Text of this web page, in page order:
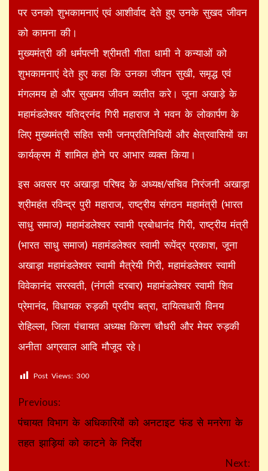
पर उनको शुभकामनाएं एवं आशीर्वाद देते हुए उनके सुखद जीवन
को कामना की।
मुख्यमंत्री की धर्मपत्नी श्रीमती गीता धामी ने कन्याओं को
शुभकामनाएं देते हुए कहा कि उनका जीवन सुखी, समृद्ध एवं
मंगलमय हो और सुखमय जीवन व्यतीत करे। जूना अखाड़े के
महामंडलेश्वर यतिद्रनंद गिरी महाराज ने भवन के लोकार्पण के
लिए मुख्यमंत्री सहित सभी जनप्रतिनिधियों और क्षेत्रवासियों का
कार्यक्रम में शामिल होने पर आभार व्यक्त किया।
इस अवसर पर अखाड़ा परिषद के अध्यक्ष/सचिव निरंजनी अखाड़ा
श्रीमहंत रविन्द्र पुरी महाराज, राष्ट्रीय संगठन महामंत्री (भारत
साधु समाज) महामंडलेश्वर स्वामी प्रबोधानंद गिरी, राष्ट्रीय मंत्री
(भारत साधु समाज) महामंडलेश्वर स्वामी रूपेंद्र प्रकाश, जूना
अखाड़ा महामंडलेश्वर स्वामी मैत्रेयी गिरी, महामंडलेश्वर स्वामी
विवेकानंद सरस्वती, (नंगली दरबार) महामंडलेश्वर स्वामी शिव
प्रेमानंद, विधायक रुड़की प्रदीप बत्रा, दायित्वधारी विनय
रोहिल्ला, जिला पंचायत अध्यक्ष किरण चौधरी और मेयर रुड़की
अनीता अग्रवाल आदि मौजूद रहे।
Post Views: 300
Continue
Reading
Previous:
पंचायत विभाग के अधिकारियों को अनटाइट फंड से मनरेगा के
तहत झाड़ियां को काटने के निर्देश
Next: